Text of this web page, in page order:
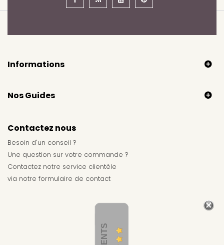
Informations
Nos Guides
Contactez nous
Besoin d'un conseil ?
Une question sur votre commande ?
Contactez notre service clientèle
via notre formulaire de contact